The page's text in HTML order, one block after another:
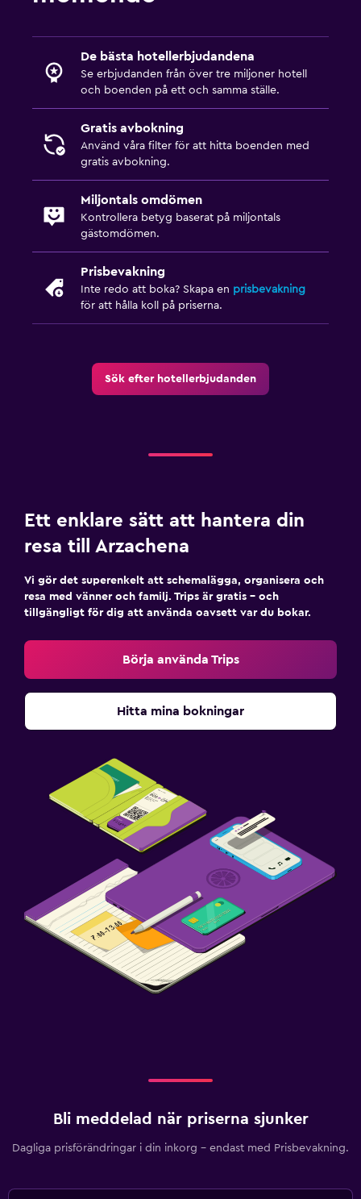
De bästa hotellerbjudandena
Se erbjudanden från över tre miljoner hotell
och boenden på ett och samma ställe.
Gratis avbokning
Använd våra filter för att hitta boenden med
gratis avbokning.
Miljontals omdömen
Kontrollera betyg baserat på miljontals
gästomdömen.
Prisbevakning
Inte redo att boka? Skapa en prisbevakning
för att hålla koll på priserna.
Sök efter hotellerbjudanden
Ett enklare sätt att hantera din
resa till Arzachena
Vi gör det superenkelt att schemalägga, organisera och
resa med vänner och familj. Trips är gratis – och
tillgängligt för dig att använda oavsett var du bokar.
Börja använda Trips
Hitta mina bokningar
Bli meddelad när priserna sjunker
Dagliga prisförändringar i din inkorg – endast med Prisbevakning.